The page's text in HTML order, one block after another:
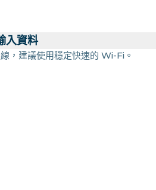
入資料
，建議使用穩定快速的 Wi-Fi。